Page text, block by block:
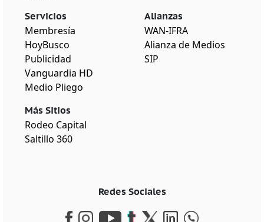
Servicios
Membresía
HoyBusco
Publicidad
Vanguardia HD
Medio Pliego
Más Sitios
Rodeo Capital
Saltillo 360
Alianzas
WAN-IFRA
Alianza de Medios
SIP
Redes Sociales